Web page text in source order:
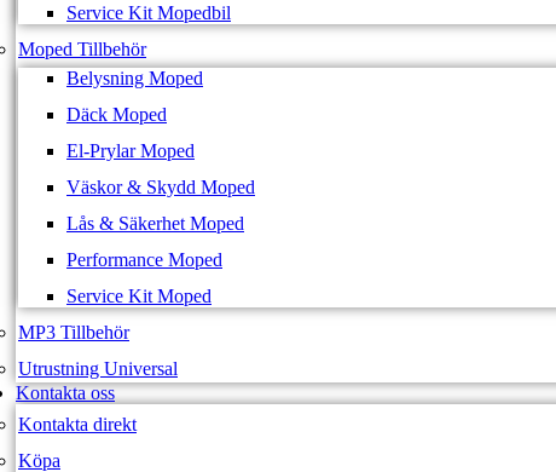
Service Kit Mopedbil
Moped Tillbehör
Belysning Moped
Däck Moped
El-Prylar Moped
Väskor & Skydd Moped
Lås & Säkerhet Moped
Performance Moped
Service Kit Moped
MP3 Tillbehör
Utrustning Universal
Kontakta oss
Kontakta direkt
Köpa